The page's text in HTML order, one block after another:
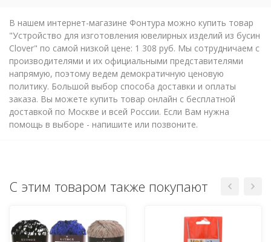
В нашем интернет-магазине Фонтура можно купить товар
"Устройство для изготовления ювелирных изделий из бусин
Clover" по самой низкой цене: 1 308 руб. Мы сотрудничаем с
производителями и их официальными представителями
напрямую, поэтому ведем демократичную ценовую
политику. Большой выбор способа доставки и оплаты
заказа. Вы можете купить товар онлайн с бесплатной
доставкой по Москве и всей России. Если Вам нужна
помощь в выборе - напишите или позвоните.
С этим товаром также покупают